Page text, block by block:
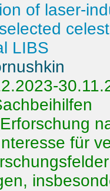
of laser-
LIBS
für